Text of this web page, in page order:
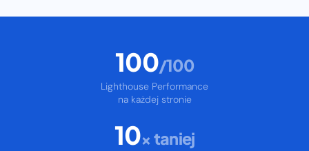
100/100
Lighthouse Performance
na każdej stronie
10× taniej